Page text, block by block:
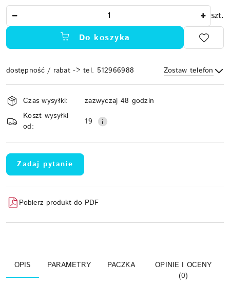
szt.
Do koszyka
dostępność / rabat -> tel. 512966988 Zostaw telefon
Wyślij
Dostępność
i
dostawa
Czas wysyłki:
zazwyczaj 48 godzin
Koszt wysyłki
od:
19
Zadaj pytanie
Pobierz produkt do PDF
OPIS PARAMETRY PACZKA
OPINIE I OCENY
(0)